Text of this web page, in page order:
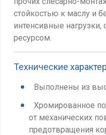
стойкостью к маслу и
интенсивные
ресурсом.
Технические
Выполнены из
Хромированное
от механических
предотвращения